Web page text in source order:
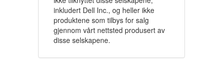
inkludert Dell Inc., og heller ikke
produktene som tilbys for salg
gjennom vårt nettsted produsert av
disse selskapene.